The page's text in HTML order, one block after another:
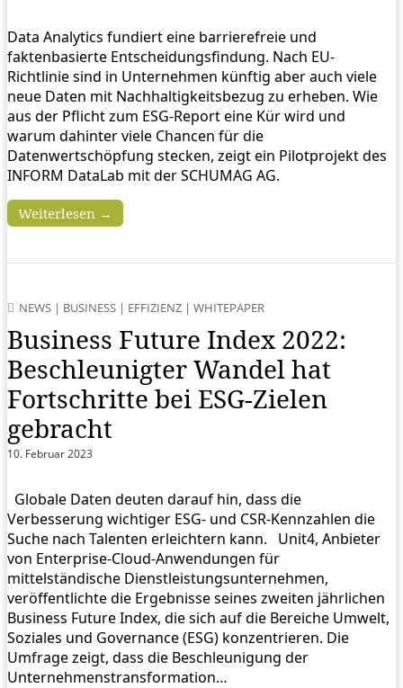
Data Analytics fundiert eine barrierefreie und
faktenbasierte Entscheidungsfindung. Nach EU-
Richtlinie sind in Unternehmen künftig aber auch viele
neue Daten mit Nachhaltigkeitsbezug zu erheben. Wie
aus der Pflicht zum ESG-Report eine Kür wird und
warum dahinter viele Chancen für die
Datenwertschöpfung stecken, zeigt ein Pilotprojekt des
INFORM DataLab mit der SCHUMAG AG.
Weiterlesen →
NEWS | BUSINESS | EFFIZIENZ | WHITEPAPER
Business Future Index 2022:
Beschleunigter Wandel hat
Fortschritte bei ESG-Zielen
gebracht
10. Februar 2023
Globale Daten deuten darauf hin, dass die
Verbesserung wichtiger ESG- und CSR-Kennzahlen die
Suche nach Talenten erleichtern kann. Unit4, Anbieter
von Enterprise-Cloud-Anwendungen für
mittelständische Dienstleistungsunternehmen,
veröffentlichte die Ergebnisse seines zweiten jährlichen
Business Future Index, die sich auf die Bereiche Umwelt,
Soziales und Governance (ESG) konzentrieren. Die
Umfrage zeigt, dass die Beschleunigung der
Unternehmenstransformation…